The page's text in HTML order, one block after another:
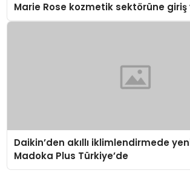
Marie Rose kozmetik sektörüne giriş
Daikin’den akıllı iklimlendirmede
Madoka Plus Türkiye’de